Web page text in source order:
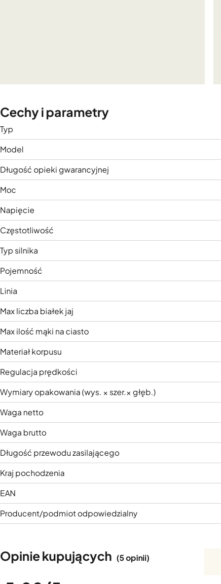
Cechy i parametry
Typ
Model
Długość opieki gwarancyjnej
Moc
Napięcie
Częstotliwość
Typ silnika
Pojemność
Linia
Max liczba białek jaj
Max ilość mąki na ciasto
Materiał korpusu
Regulacja prędkości
Wymiary opakowania (wys. × szer.× głęb.)
Waga netto
Waga brutto
Długość przewodu zasilającego
Kraj pochodzenia
EAN
Producent/podmiot odpowiedzialny
Opinie kupujących (5 opinii)